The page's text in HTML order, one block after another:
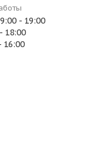
- 19:00
18:00
16:00